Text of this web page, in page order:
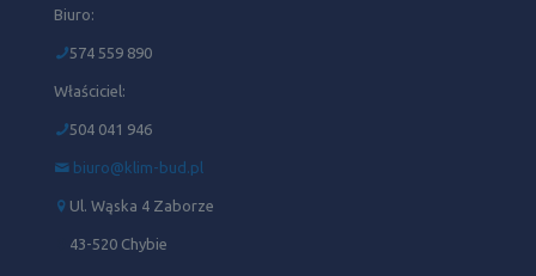
Biuro:
574 559 890
Właściciel:
504 041 946‬
biuro@klim-bud.pl
Ul. Wąska 4 Zaborze
43-520 Chybie